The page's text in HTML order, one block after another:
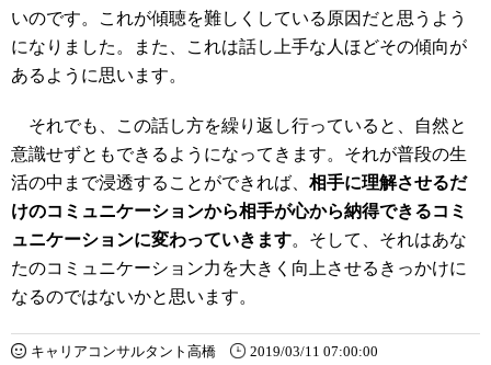
いのです。これが傾聴を難しくしている原因だと思うよう
になりました。また、これは話し上手な人ほどその傾向が
あるように思います。
それでも、この話し方を繰り返し行っていると、自然と
意識せずともできるようになってきます。それが普段の生
活の中まで浸透することができれば、 相手に理解させるだ
けのコミュニケーションから相手が心から納得できるコミ
ュニケーションに変わっていきます。そして、それはあな
たのコミュニケーション力を大きく向上させるきっかけに
なるのではないかと思います。
キャリアコンサルタント高橋
2019/03/11 07:00:00